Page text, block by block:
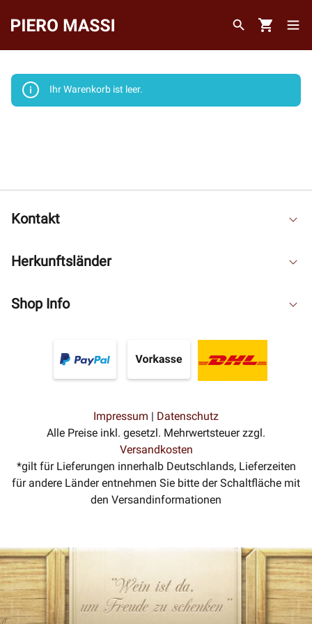
Ihr Warenkorb ist leer.
Kontakt
Herkunftsländer
Shop Info
Impressum | Datenschutz
Alle Preise inkl. gesetzl. Mehrwertsteuer zzgl.
Versandkosten
*gilt für Lieferungen innerhalb Deutschlands, Lieferzeiten
für andere Länder entnehmen Sie bitte der Schaltfläche mit
den Versandinformationen